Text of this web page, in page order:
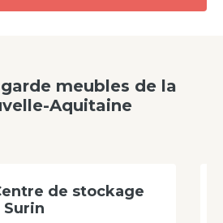
meubles de la
Aquitaine
de stockage
Surin